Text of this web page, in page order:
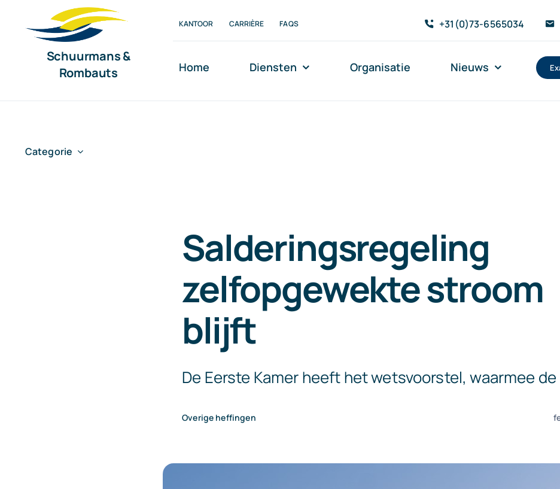
Schuurmans &
Rombauts
KANTOOR CARRIÈRE FAQS +31(0)73-6565034
Home Diensten Organisatie Nieuws
Categorie
Salderingsregeling
zelfopgewekte stroom
blijft
De Eerste Kamer heeft het wetsvoorstel, waarmee de
Overige heffingen